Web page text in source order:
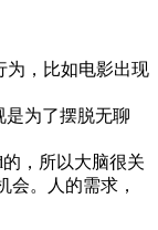
为，比如电影出现
是为了摆脱无聊
的，所以大脑很关
会。人的需求，